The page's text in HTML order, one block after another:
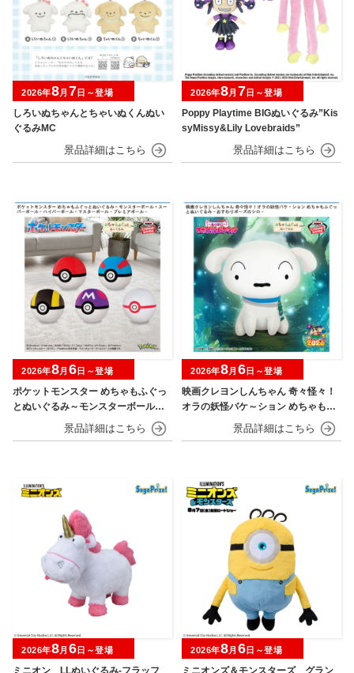
しろいぬちゃんとちゃいぬくんぬい
ぐるみMC
2026年8月 7日～登場
Poppy Playtime BIGぬいぐるみ”Kis
syMissy&Lily Lovebraids”
2026年8月 7日～登場
ポケットモンスター めちゃもふぐっ
とぬいぐるみ～モンスターボール・
スーパーボール・ハイパーボール・
マスターボール・プレミアボール～
2026年8月 6 日～登場
映画クレヨンしんちゃん 奇々怪々！
オラの妖怪バケ～ション めちゃもふ
ぐっとぬいぐるみ～おすわりポーズ
2026年8月 6 日～登場
ミニオン LLぬいぐるみ‐フラッフ
2026年8月 6日～登場
ミニオンズ＆モンスターズ グラン
2026年8月 6日～登場